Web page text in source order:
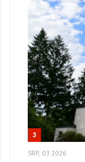
3
SRP, 03 2026